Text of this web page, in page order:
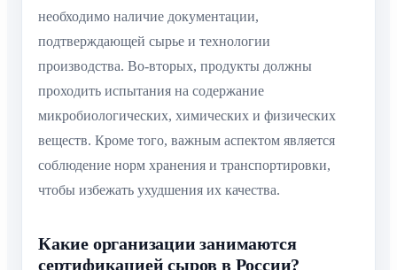
необходимо наличие документации,
подтверждающей сырье и технологии
производства. Во-вторых, продукты должны
проходить испытания на содержание
микробиологических, химических и физических
веществ. Кроме того, важным аспектом является
соблюдение норм хранения и транспортировки,
чтобы избежать ухудшения их качества.
Какие организации занимаются
сертификацией сыров в России?